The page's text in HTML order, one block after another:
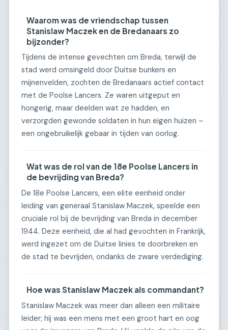
Waarom was de vriendschap tussen
Stanislaw Maczek en de Bredanaars zo
bijzonder?
Tijdens de intense gevechten om Breda, terwijl de
stad werd omsingeld door Duitse bunkers en
mijnenvelden, zochten de Bredanaars actief contact
met de Poolse Lancers. Ze waren uitgeput en
hongerig, maar deelden wat ze hadden, en
verzorgden gewonde soldaten in hun eigen huizen –
een ongebruikelijk gebaar in tijden van oorlog.
Wat was de rol van de 18e Poolse Lancers in
de bevrijding van Breda?
De 18e Poolse Lancers, een elite eenheid onder
leiding van generaal Stanislaw Maczek, speelde een
cruciale rol bij de bevrijding van Breda in december
1944. Deze eenheid, die al had gevochten in Frankrijk,
werd ingezet om de Duitse linies te doorbreken en
de stad te bevrijden, ondanks de zware verdediging.
Hoe was Stanislaw Maczek als commandant?
Stanislaw Maczek was meer dan alleen een militaire
leider; hij was een mens met een groot hart en oog